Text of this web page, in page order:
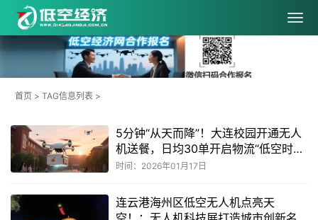
首页 > TAG信息列表 >
5分钟“从天而降”！大连校园开通无人
机送餐，日均30单开启物流“低空时
代”
时间：2026年01月17日
连云港海州区低空无人机点亮天